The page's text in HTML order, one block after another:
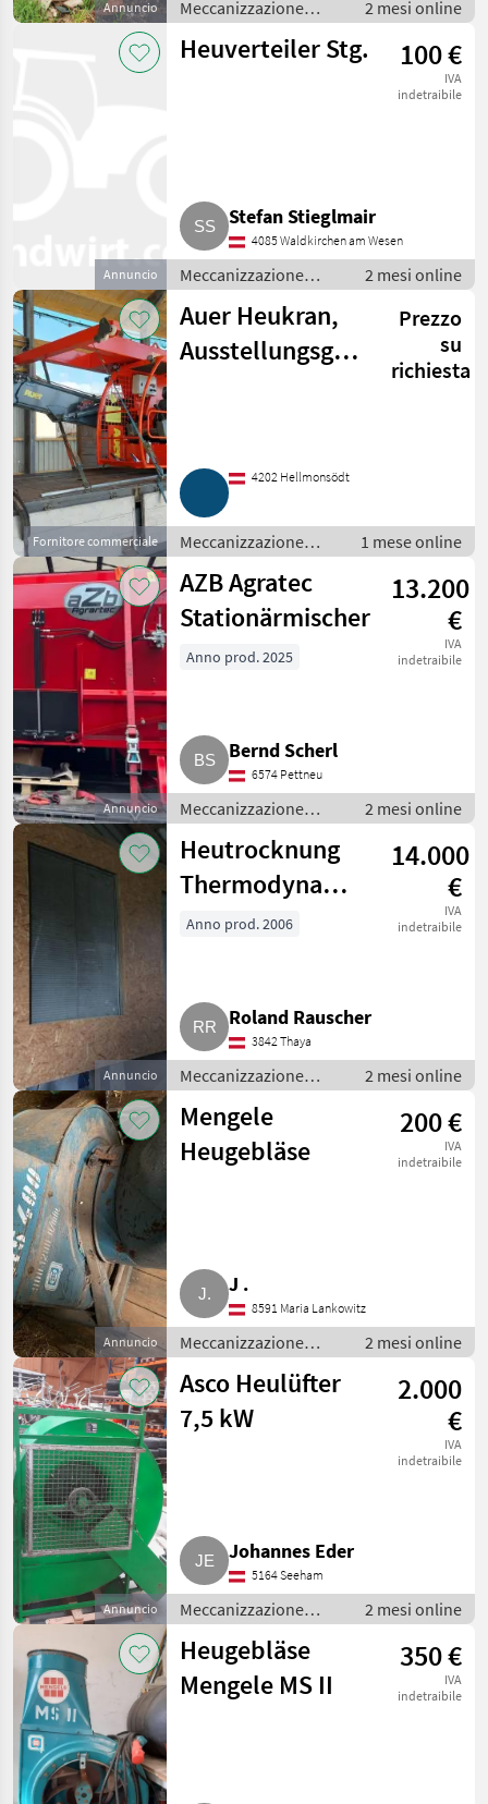
Annuncio
Meccanizzazione
interna / Fienagione
2 mesi online
Annuncio
Heuverteiler Stg. 100 €
IVA
indetraibile
Stefan Stieglmair
4085 Waldkirchen am Wesen
Meccanizzazione
interna / Fienagione
2 mesi online
Fornitore commerciale
Auer Heukran,
Ausstellungsgerät,
Prezzo
su
richiesta
4202 Hellmonsödt
Meccanizzazione
interna / Fienagione
1 mese online
Annuncio
AZB Agratec
Stationärmischer
13.200
€
IVA
indetraibile
Anno prod. 2025
Bernd Scherl
6574 Pettneu
Meccanizzazione
interna / Fienagione
2 mesi online
Annuncio
Heutrocknung
Thermodynamik
60 kW, Aggregat
14.000
€
IVA
indetraibile
Anno prod. 2006
Roland Rauscher
3842 Thaya
Meccanizzazione
interna / Fienagione
2 mesi online
Annuncio
Mengele
Heugebläse
200 €
IVA
indetraibile
J .
8591 Maria Lankowitz
Meccanizzazione
interna / Fienagione
2 mesi online
Annuncio
Asco Heulüfter
7,5 kW
2.000
€
IVA
indetraibile
Johannes Eder
5164 Seeham
Meccanizzazione
interna / Fienagione
2 mesi online
Heugebläse
Mengele MS II
350 €
IVA
indetraibile